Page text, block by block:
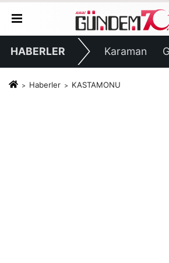
HABERLER Karaman
Haberler KASTAMONU